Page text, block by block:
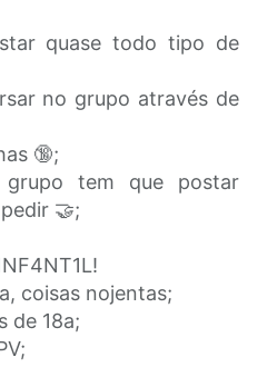
quase todo tipo de
no grupo através de
🔞;
tem que postar
🤝;
coisas nojentas;
de 18a;